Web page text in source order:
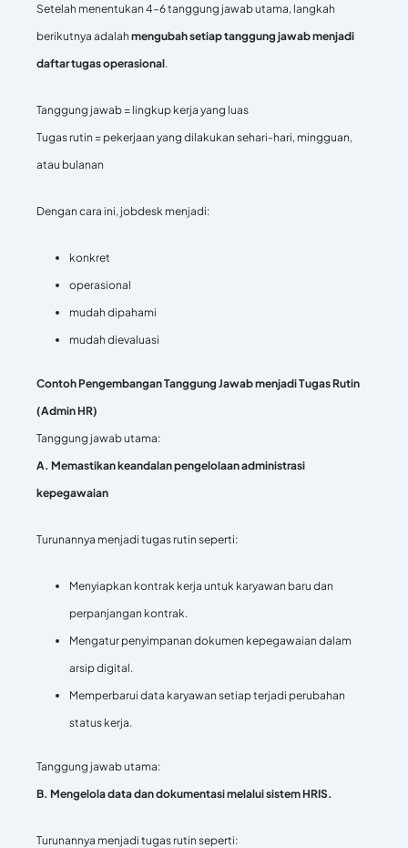
Setelah menentukan 4–6 tanggung jawab utama, langkah
berikutnya adalah mengubah setiap tanggung jawab menjadi
daftar tugas operasional.
Tanggung jawab = lingkup kerja yang luas
Tugas rutin = pekerjaan yang dilakukan sehari-hari, mingguan,
atau bulanan
Dengan cara ini, jobdesk menjadi:
konkret
operasional
mudah dipahami
mudah dievaluasi
Contoh Pengembangan Tanggung Jawab menjadi Tugas Rutin
(Admin HR)
Tanggung jawab utama:
A. Memastikan keandalan pengelolaan administrasi
kepegawaian
Turunannya menjadi tugas rutin seperti:
Menyiapkan kontrak kerja untuk karyawan baru dan
perpanjangan kontrak.
Mengatur penyimpanan dokumen kepegawaian dalam
arsip digital.
Memperbarui data karyawan setiap terjadi perubahan
status kerja.
Tanggung jawab utama:
B. Mengelola data dan dokumentasi melalui sistem HRIS.
Turunannya menjadi tugas rutin seperti: